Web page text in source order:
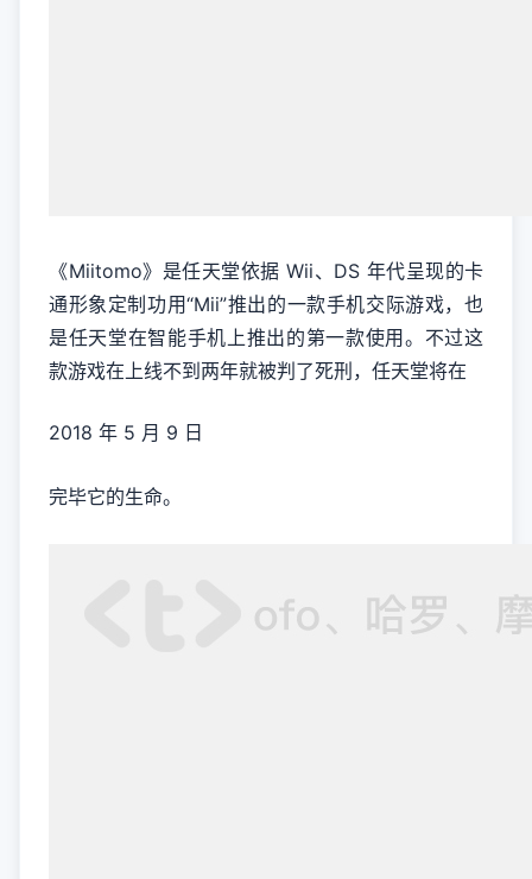
《Miitomo》是任天堂依据 Wii、DS 年代呈现的卡
通形象定制功用“Mii”推出的一款手机交际游戏，也
是任天堂在智能手机上推出的第一款使用。不过这
款游戏在上线不到两年就被判了死刑，任天堂将在
2018 年 5 月 9 日
完毕它的生命。